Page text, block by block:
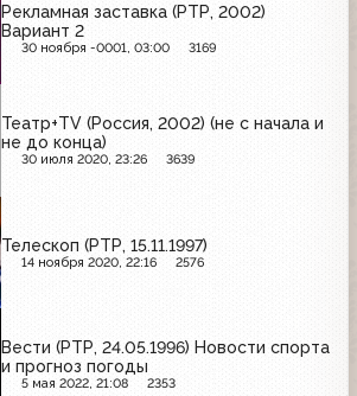
Рекламная заставка (РТР, 2002)
Вариант 2
30 ноября -0001, 03:00 3169
Театр+TV (Россия, 2002) (не с начала и
не до конца)
30 июля 2020, 23:26 3639
Телескоп (РТР, 15.11.1997)
14 ноября 2020, 22:16 2576
Вести (РТР, 24.05.1996) Новости спорта
и прогноз погоды
5 мая 2022, 21:08 2353